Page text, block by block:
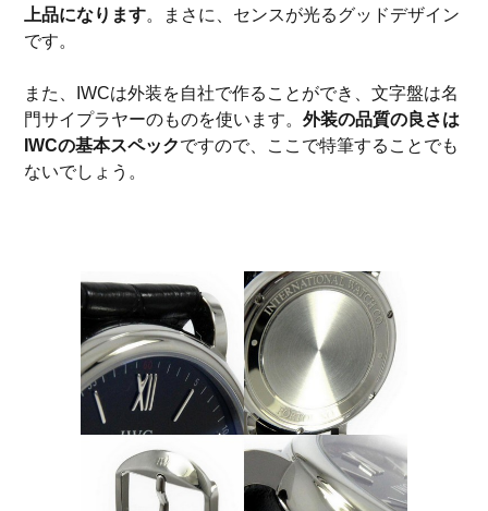
上品になります。まさに、センスが光るグッドデザイン
です。
また、IWCは外装を自社で作ることができ、文字盤は名
門サイプラヤーのものを使います。外装の品質の良さは
IWCの基本スペックですので、ここで特筆することでも
ないでしょう。